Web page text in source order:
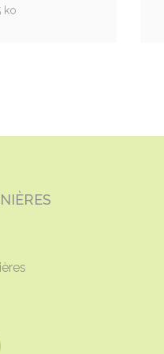
ko